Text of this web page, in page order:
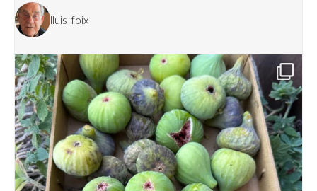
lluis_foix